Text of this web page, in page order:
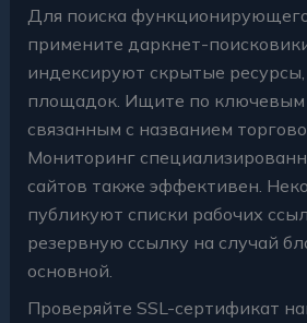
Для поиска
примените даркнет-
индексируют скрытые ресурсы
площадок. Ищите по ключевым
связанным с названием
Мониторинг
сайтов также эффективен.
публикуют списки рабочих
резервную ссылку на случай
основной.
Проверяйте SSL-сертификат